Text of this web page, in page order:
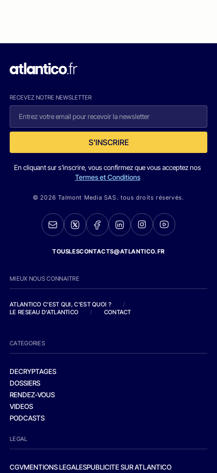
RECEVEZ NOTRE NEWSLETTER
S'INSCRIRE
En cliquant sur s'inscrire, vous confirmez que vous acceptez nos
Termes et Conditions
© 2026 Talmont Media SAS. tous droits réservés.
TOUSLESCONTACTS@ATLANTICO.FR
MIEUX NOUS CONNAITRE
ATLANTICO C'EST QUI, C'EST QUOI ?
/
LE RESEAU D'ATLANTICO
/ CONTACT
CATEGORIES
DECRYPTAGES
DOSSIERS
RENDEZ-VOUS
VIDEOS
PODCASTS
LEGAL
CGVMENTIONS LEGALESPUBLICITE SUR ATLANTICO